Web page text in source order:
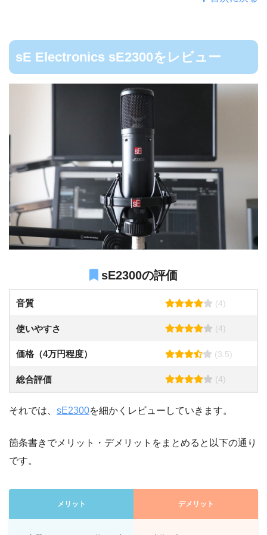
sE Electronics sE2300をレビュー
sE2300の評価
音質 (4)
使いやすさ (4)
価格（4万円程度） (3.5)
総合評価 (4)
それでは、 sE2300を細かくレビューしていきます。
箇条書きでメリット・デメリットをまとめると以下の通り
です。
メリット デメリット